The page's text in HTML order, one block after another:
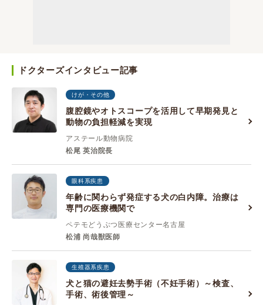
ドクターズインタビュー記事
けが・その他
腹腔鏡やオトスコープを活用して早期発見と
動物の負担軽減を実現
アステール動物病院
松尾 英治院長
眼科系疾患
年齢に関わらず発症する犬の白内障。治療は
専門の医療機関で
ペテモどうぶつ医療センター名古屋
松浦 尚哉獣医師
生殖器系疾患
犬と猫の避妊去勢手術（不妊手術）～検査、
手術、術後管理～